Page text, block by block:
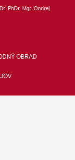
PhDr. Mgr. Ondrej
OBRAD